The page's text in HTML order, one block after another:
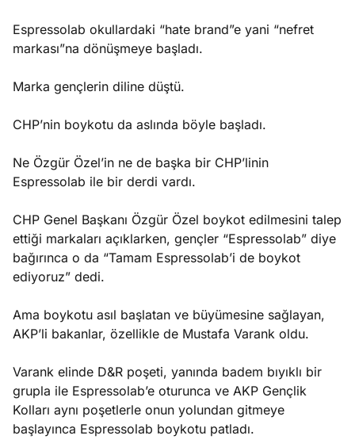
Espressolab okullardaki “hate brand”e yani “nefret
markası”na dönüşmeye başladı.
Marka gençlerin diline düştü.
CHP’nin boykotu da aslında böyle başladı.
Ne Özgür Özel’in ne de başka bir CHP’linin
Espressolab ile bir derdi vardı.
CHP Genel Başkanı Özgür Özel boykot edilmesini talep
ettiği markaları açıklarken, gençler “Espressolab” diye
bağırınca o da “Tamam Espressolab’i de boykot
ediyoruz” dedi.
Ama boykotu asıl başlatan ve büyümesine sağlayan,
AKP’li bakanlar, özellikle de Mustafa Varank oldu.
Varank elinde D&R poşeti, yanında badem bıyıklı bir
grupla ile Espressolab’e oturunca ve AKP Gençlik
Kolları aynı poşetlerle onun yolundan gitmeye
başlayınca Espressolab boykotu patladı.